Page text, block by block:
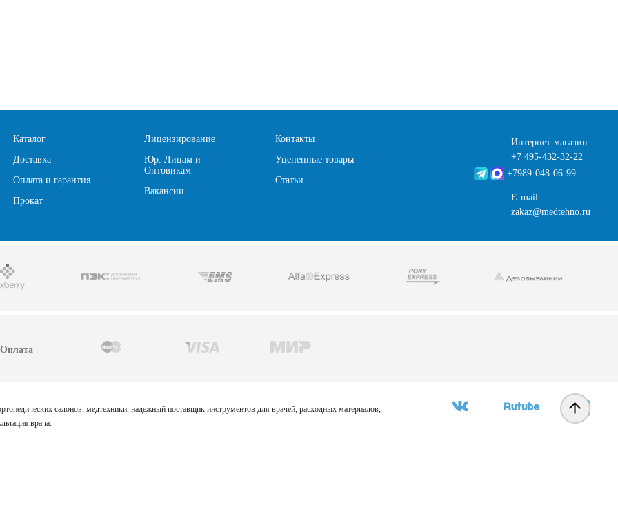
Каталог
Доставка
Оплата и гарантия
Прокат
Лицензирование
Юр. Лицам и
Оптовикам
Вакансии
Контакты
Уцененные товары
Статьи
Интернет-магазин:
+7 495-432-32-22
+7989-048-06-99
E-mail:
zakaz@medtehno.ru
Оплата
салонов, медтехники, надежный поставщик инструментов для врачей, расходных материалов,
врача.